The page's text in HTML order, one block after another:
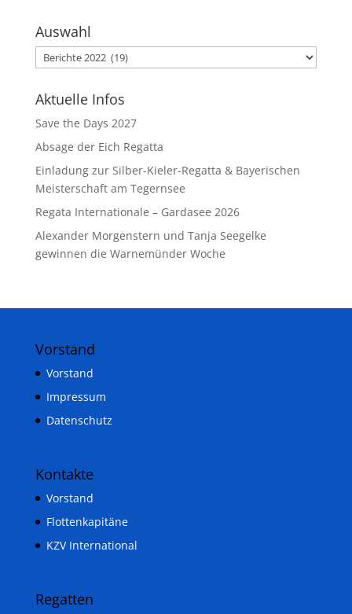
Auswahl
Auswahl
Aktuelle Infos
Save the Days 2027
Absage der Eich Regatta
Einladung zur Silber-Kieler-Regatta & Bayerischen
Meisterschaft am Tegernsee
Regata Internationale – Gardasee 2026
Alexander Morgenstern und Tanja Seegelke
gewinnen die Warnemünder Woche
Vorstand
Vorstand
Impressum
Datenschutz
Kontakte
Vorstand
Flottenkapitäne
KZV International
Regatten